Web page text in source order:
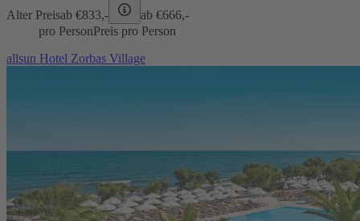
Alter Preisab €833,- ab €666,-
pro PersonPreis pro Person
allsun Hotel Zorbas Village